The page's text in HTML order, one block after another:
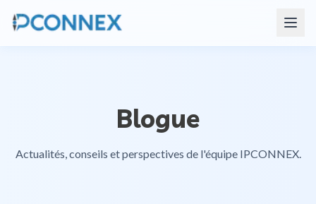
Blogue
Actualités, conseils et perspectives de l'équipe IPCONNEX.